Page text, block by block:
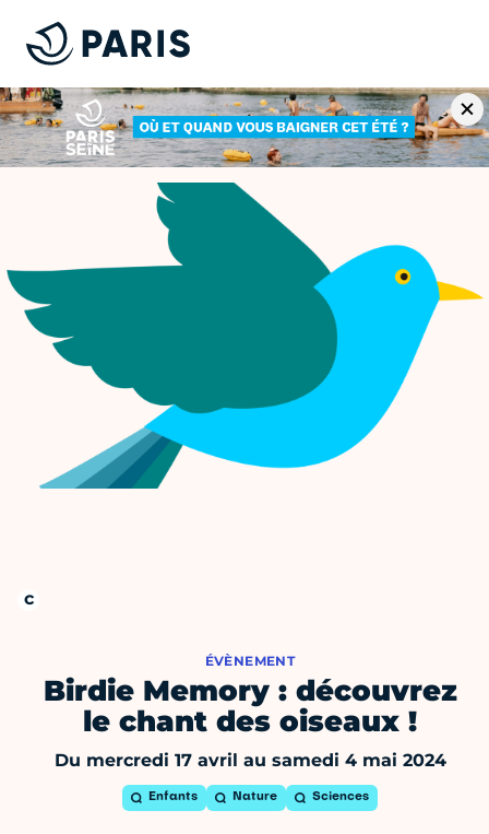
ÉVÈNEMENT
Birdie Memory : découvrez
le chant des oiseaux !
Du mercredi 17 avril au samedi 4 mai 2024
Enfants Nature Sciences